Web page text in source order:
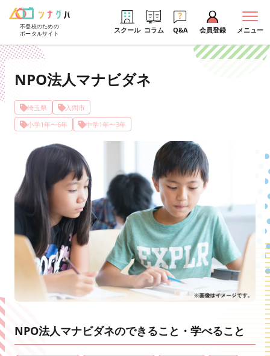
不登校のための
ポータルサイト
スクール コラム Q&A 会員登録 メニュー
NPO法人マナビダネ
埼玉県
入間市
小学1年〜6年
中学1年〜3年
NPO法人マナビダネのできること・学べること